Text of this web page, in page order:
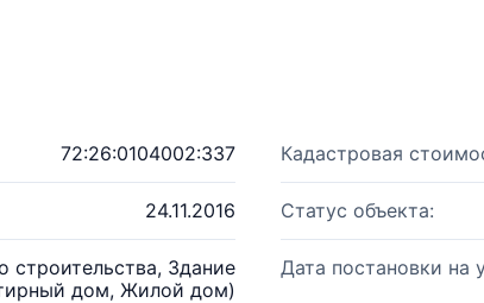
72:26:0104002:337 Кадастровая
24.11.2016 Статус объекта:
строительства, Здание
дом, Жилой дом)
Дата постановки на